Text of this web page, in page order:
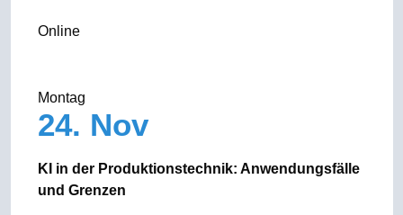
Online
Montag
24. Nov
KI in der Produktionstechnik: Anwendungsfälle
und Grenzen